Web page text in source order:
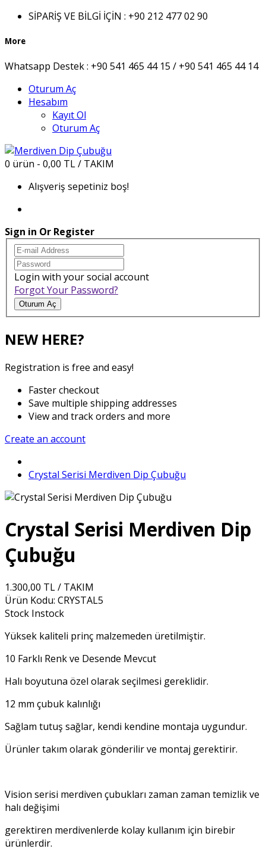
SİPARİŞ VE BİLGİ İÇİN : +90 212 477 02 90
More
Whatsapp Destek : +90 541 465 44 15 / +90 541 465 44 14
Oturum Aç
Hesabım
Kayıt Ol
Oturum Aç
0 ürün - 0,00 TL / TAKIM
Alışveriş sepetiniz boş!
Sign in Or Register
Login with your social account
Forgot Your Password?
Oturum Aç
NEW HERE?
Registration is free and easy!
Faster checkout
Save multiple shipping addresses
View and track orders and more
Create an account
Crystal Serisi Merdiven Dip Çubuğu
Crystal Serisi Merdiven Dip
Çubuğu
1.300,00 TL / TAKIM
Ürün Kodu: CRYSTAL5
Stock Instock
Yüksek kaliteli prinç malzemeden üretilmiştir.
10 Farklı Renk ve Desende Mevcut
Halı boyutuna özel olarak seçilmesi gereklidir.
12 mm çubuk kalınlığı
Sağlam tutuş sağlar, kendi kendine montaja uygundur.
Ürünler takım olarak gönderilir ve montaj gerektirir.
Vision serisi merdiven çubukları zaman zaman temizlik ve
halı değişimi
gerektiren merdivenlerde kolay kullanım için birebir
ürünlerdir.